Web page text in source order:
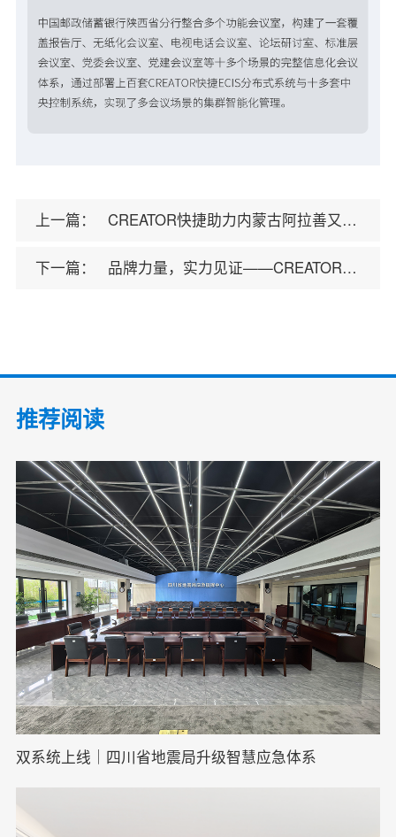
上一篇： CREATOR快捷助力内蒙古阿拉善又一应急项目顺利交付
下一篇： 品牌力量，实力见证——CREATOR快捷荣获2025年度四项行业权威奖项
推荐阅读
双系统上线｜四川省地震局升级智慧应急体系